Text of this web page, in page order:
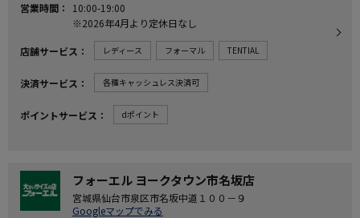
営業時間
10:00-19:00
※2026年4月より定休日なし
店舗サービス レディース フォーマル TENTIAL
決済サービス 各種キャッシュレス決済可
ポイントサービス dポイント
フォーエル ヨークタウン市名坂店
宮城県仙台市泉区市名坂中道１００－９
Googleマップでみる